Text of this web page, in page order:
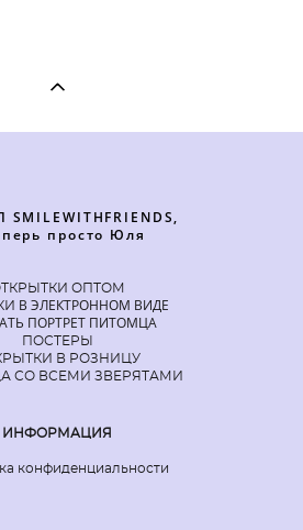
просто Юля
ОПТОМ
В ЭЛЕКТРОННОМ ВИДЕ
ПОРТРЕТ ПИТОМЦА
ПОСТЕРЫ
В РОЗНИЦУ
СО ВСЕМИ ЗВЕРЯТАМИ
ИНФОРМАЦИЯ
конфиденциальности